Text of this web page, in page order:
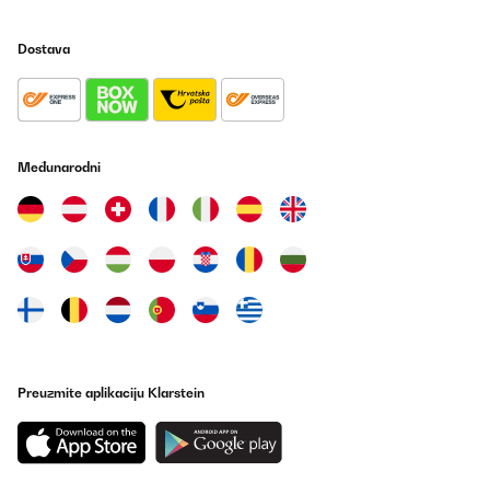
Dostava
Međunarodni
Preuzmite aplikaciju Klarstein